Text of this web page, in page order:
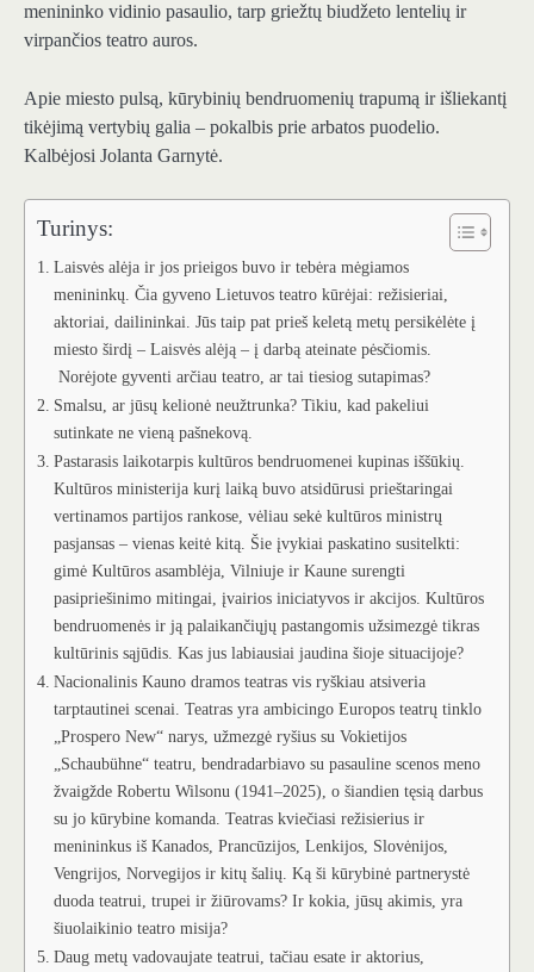
menininko vidinio pasaulio, tarp griežtų biudžeto lentelių ir
virpančios teatro auros.
Apie miesto pulsą, kūrybinių bendruomenių trapumą ir išliekantį
tikėjimą vertybių galia – pokalbis prie arbatos puodelio.
Kalbėjosi Jolanta Garnytė.
Turinys:
Laisvės alėja ir jos prieigos buvo ir tebėra mėgiamos
menininkų. Čia gyveno Lietuvos teatro kūrėjai: režisieriai,
aktoriai, dailininkai. Jūs taip pat prieš keletą metų persikėlėte į
miesto širdį – Laisvės alėją – į darbą ateinate pėsčiomis.
Norėjote gyventi arčiau teatro, ar tai tiesiog sutapimas?
Smalsu, ar jūsų kelionė neužtrunka? Tikiu, kad pakeliui
sutinkate ne vieną pašnekovą.
Pastarasis laikotarpis kultūros bendruomenei kupinas iššūkių.
Kultūros ministerija kurį laiką buvo atsidūrusi prieštaringai
vertinamos partijos rankose, vėliau sekė kultūros ministrų
pasjansas – vienas keitė kitą. Šie įvykiai paskatino susitelkti:
gimė Kultūros asamblėja, Vilniuje ir Kaune surengti
pasipriešinimo mitingai, įvairios iniciatyvos ir akcijos. Kultūros
bendruomenės ir ją palaikančiųjų pastangomis užsimezgė tikras
kultūrinis sąjūdis. Kas jus labiausiai jaudina šioje situacijoje?
Nacionalinis Kauno dramos teatras vis ryškiau atsiveria
tarptautinei scenai. Teatras yra ambicingo Europos teatrų tinklo
„Prospero New“ narys, užmezgė ryšius su Vokietijos
„Schaubühne“ teatru, bendradarbiavo su pasauline scenos meno
žvaigžde Robertu Wilsonu (1941–2025), o šiandien tęsią darbus
su jo kūrybine komanda. Teatras kviečiasi režisierius ir
menininkus iš Kanados, Prancūzijos, Lenkijos, Slovėnijos,
Vengrijos, Norvegijos ir kitų šalių. Ką ši kūrybinė partnerystė
duoda teatrui, trupei ir žiūrovams? Ir kokia, jūsų akimis, yra
šiuolaikinio teatro misija?
Daug metų vadovaujate teatrui, tačiau esate ir aktorius,